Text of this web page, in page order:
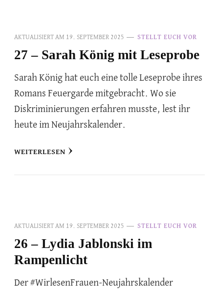
AKTUALISIERT AM 19. SEPTEMBER 2025 STELLT EUCH VOR
27 – Sarah König mit Leseprobe
Sarah König hat euch eine tolle Leseprobe ihres
Romans Feuergarde mitgebracht. Wo sie
Diskriminierungen erfahren musste, lest ihr
heute im Neujahrskalender.
WEITERLESEN
AKTUALISIERT AM 19. SEPTEMBER 2025 STELLT EUCH VOR
26 – Lydia Jablonski im
Rampenlicht
Der #WirlesenFrauen-Neujahrskalender